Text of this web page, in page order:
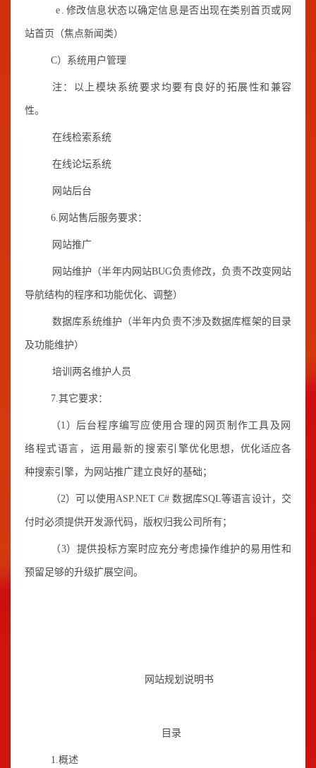
e. 修改信息状态以确定信息是否出现在类别首页或网
站首页（焦点新闻类）
C）系统用户管理
注：以上模块系统要求均要有良好的拓展性和兼容
性。
在线检索系统
在线论坛系统
网站后台
6.网站售后服务要求：
网站推广
网站维护（半年内网站BUG负责修改，负责不改变网站
导航结构的程序和功能优化、调整）
数据库系统维护（半年内负责不涉及数据库框架的目录
及功能维护）
培训两名维护人员
7.其它要求：
（1） 后台程序编写应使用合理的网页制作工具及网
络程式语言，运用最新的搜索引擎优化思想，优化适应各
种搜索引擎，为网站推广建立良好的基础；
（2）可以使用ASP.NET C# 数据库SQL等语言设计，交
付时必须提供开发源代码，版权归我公司所有；
（3）提供投标方案时应充分考虑操作维护的易用性和
预留足够的升级扩展空间。
网站规划说明书
目录
1.概述